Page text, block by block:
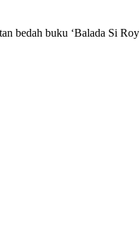
buku ‘Balada Si